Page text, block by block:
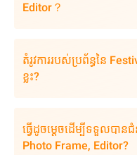
Editor？
តំរូវការរបស់ប្រព័ន្ធនៃ
ខ្លះ?
ធ្វើដូចម្តេចដើម្បីទទួលបា
Photo Frame, Editor?